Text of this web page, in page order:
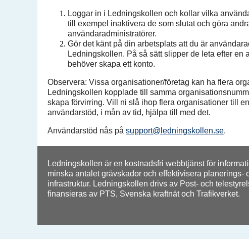
Loggar in i Ledningskollen och kollar vilka
till exempel inaktivera de som slutat och göra
användaradministratörer.
Gör det känt på din arbetsplats att du är
Ledningskollen. På så sätt slipper de leta efter en
behöver skapa ett konto.
Observera: Vissa organisationer/företag kan ha flera
Ledningskollen kopplade till samma
skapa förvirring. Vill ni slå ihop flera organisationer till
användarstöd, i mån av tid, hjälpa till med det.
Användarstöd nås på support@ledningskollen.se.
Ledningskollen är en kostnadsfri webbtjänst för
minska antalet grävskador och effektivisera planerings-
infrastruktur. Ledningskollen drivs av Post- och
finansieras av PTS, Svenska kraftnät och Trafikverket.